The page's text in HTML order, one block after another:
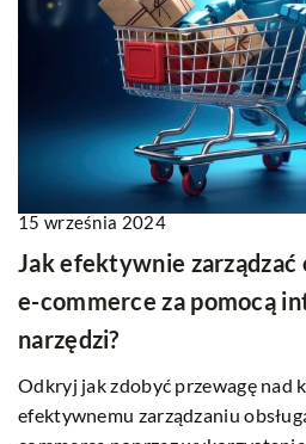
15 września 2024
Jak efektywnie zarządzać
e-commerce za pomocą
narzędzi?
Odkryj jak zdobyć przewagę nad
efektywnemu zarządzaniu